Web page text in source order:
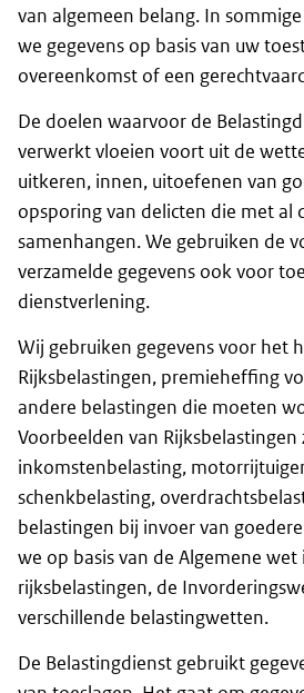
van algemeen belang. In
we gegevens op basis van uw
overeenkomst of een
De doelen waarvoor de
verwerkt vloeien voort uit de
uitkeren, innen, uitoefenen van
opsporing van delicten die met al
samenhangen. We gebruiken de
verzamelde gegevens ook voor
dienstverlening.
Wij gebruiken gegevens voor het
Rijksbelastingen, premieheffing
andere belastingen die moeten
Voorbeelden van
inkomstenbelasting,
schenkbelasting,
belastingen bij invoer van
we op basis van de Algemene wet
rijksbelastingen, de
verschillende belastingwetten.
De Belastingdienst gebruikt